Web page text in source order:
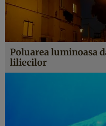
Poluarea luminoasa
liliecilor